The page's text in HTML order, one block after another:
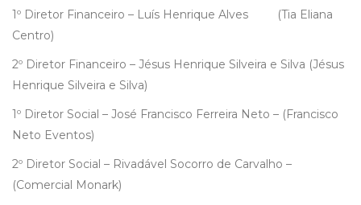
1º Diretor Financeiro – Luís Henrique Alves (Tia Eliana
Centro)
2º Diretor Financeiro – Jésus Henrique Silveira e Silva (Jésus
Henrique Silveira e Silva)
1º Diretor Social – José Francisco Ferreira Neto – (Francisco
Neto Eventos)
2º Diretor Social – Rivadável Socorro de Carvalho –
(Comercial Monark)